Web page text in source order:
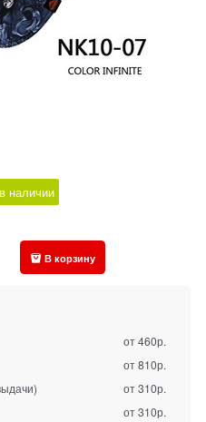
наличии
В корзину
от 460р.
от 810р.
от 310р.
от 310р.